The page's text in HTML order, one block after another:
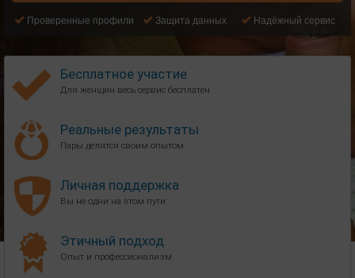
Проверенные профили Защита данных Надёжный сервис
Бесплатное участие
Для женщин весь сервис бесплатен
Реальные результаты
Пары делятся своим опытом
Личная поддержка
Вы не одни на этом пути
Этичный подход
Опыт и профессионализм